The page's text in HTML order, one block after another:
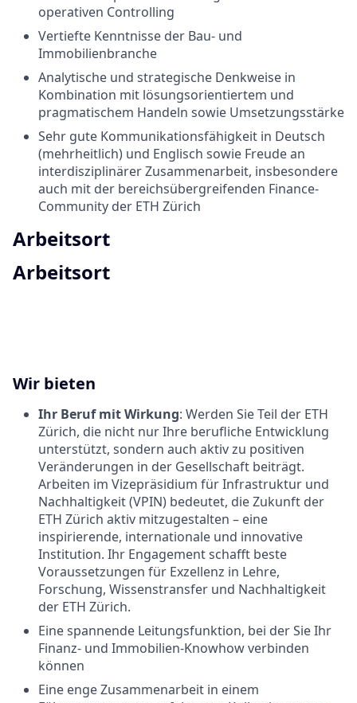
operativen Controlling
Vertiefte Kenntnisse der Bau- und
Immobilienbranche
Analytische und strategische Denkweise in
Kombination mit lösungsorientiertem und
pragmatischem Handeln sowie Umsetzungsstärke
Sehr gute Kommunikationsfähigkeit in Deutsch
(mehrheitlich) und Englisch sowie Freude an
interdisziplinärer Zusammenarbeit, insbesondere
auch mit der bereichsübergreifenden Finance-
Community der ETH Zürich
Arbeitsort
Arbeitsort
Wir bieten
Ihr Beruf mit Wirkung: Werden Sie Teil der ETH
Zürich, die nicht nur Ihre berufliche Entwicklung
unterstützt, sondern auch aktiv zu positiven
Veränderungen in der Gesellschaft beiträgt.
Arbeiten im Vizepräsidium für Infrastruktur und
Nachhaltigkeit (VPIN) bedeutet, die Zukunft der
ETH Zürich aktiv mitzugestalten – eine
inspirierende, internationale und innovative
Institution. Ihr Engagement schafft beste
Voraussetzungen für Exzellenz in Lehre,
Forschung, Wissenstransfer und Nachhaltigkeit
der ETH Zürich.
Eine spannende Leitungsfunktion, bei der Sie Ihr
Finanz- und Immobilien-Knowhow verbinden
können
Eine enge Zusammenarbeit in einem